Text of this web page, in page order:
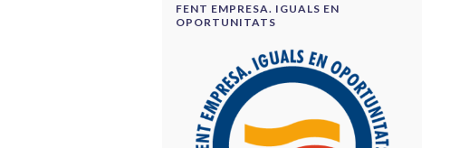
FENT EMPRESA. IGUALS EN
OPORTUNITATS